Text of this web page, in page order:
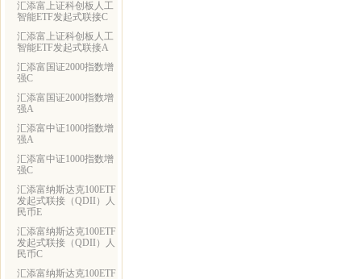
汇添富上证科创板人工
智能ETF发起式联接C
汇添富上证科创板人工
智能ETF发起式联接A
汇添富国证2000指数增
强C
汇添富国证2000指数增
强A
汇添富中证1000指数增
强A
汇添富中证1000指数增
强C
汇添富纳斯达克100ETF
发起式联接（QDII）人
民币E
汇添富纳斯达克100ETF
发起式联接（QDII）人
民币C
汇添富纳斯达克100ETF